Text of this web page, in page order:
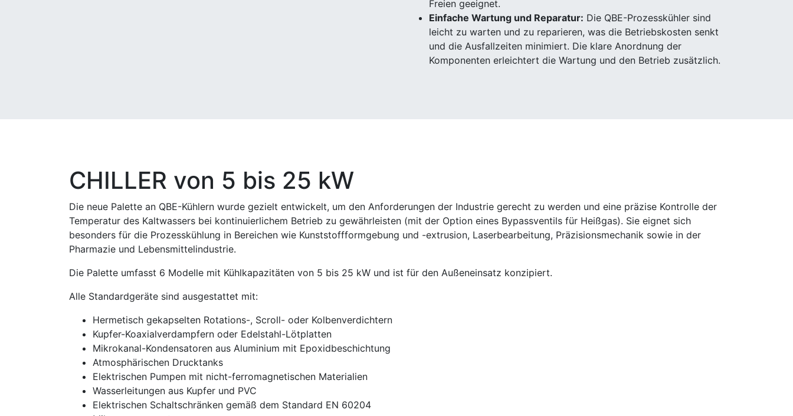
Freien geeignet.
Einfache Wartung und Reparatur: Die QBE-Prozesskühler sind
leicht zu warten und zu reparieren, was die Betriebskosten senkt
und die Ausfallzeiten minimiert. Die klare Anordnung der
Komponenten erleichtert die Wartung und den Betrieb zusätzlich.
CHILLER von 5 bis 25 kW
Die neue Palette an QBE-Kühlern wurde gezielt entwickelt, um den Anforderungen der Industrie gerecht zu werden und eine präzise Kontrolle der
Temperatur des Kaltwassers bei kontinuierlichem Betrieb zu gewährleisten (mit der Option eines Bypassventils für Heißgas). Sie eignet sich
besonders für die Prozesskühlung in Bereichen wie Kunststoffformgebung und -extrusion, Laserbearbeitung, Präzisionsmechanik sowie in der
Pharmazie und Lebensmittelindustrie.
Die Palette umfasst 6 Modelle mit Kühlkapazitäten von 5 bis 25 kW und ist für den Außeneinsatz konzipiert.
Alle Standardgeräte sind ausgestattet mit:
Hermetisch gekapselten Rotations-, Scroll- oder Kolbenverdichtern
Kupfer-Koaxialverdampfern oder Edelstahl-Lötplatten
Mikrokanal-Kondensatoren aus Aluminium mit Epoxidbeschichtung
Atmosphärischen Drucktanks
Elektrischen Pumpen mit nicht-ferromagnetischen Materialien
Wasserleitungen aus Kupfer und PVC
Elektrischen Schaltschränken gemäß dem Standard EN 60204